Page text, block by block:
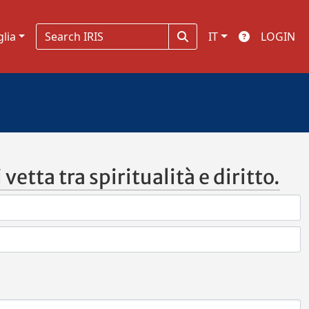
IT LOGIN
vetta tra spiritualità e diritto.